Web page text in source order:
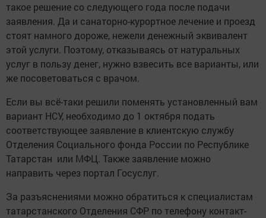
такое решение со следующего года после подачи
заявления. Да и санаторно-курортное лечение и проезд
стоят намного дороже, нежели денежный эквивалент
этой услуги. Поэтому, отказываясь от натуральных
услуг в пользу денег, нужно взвесить все варианты, или
же посоветоваться с врачом.
Если вы всё-таки решили поменять установленный вам
вариант НСУ, необходимо до 1 октября подать
соответствующее заявление в клиентскую службу
Отделения Социального фонда России по Республике
Татарстан или МФЦ. Также заявление можно
направить через портал Госуслуг.
За разъяснениями можно обратиться к специалистам
татарстанского Отделения СФР по телефону контакт-